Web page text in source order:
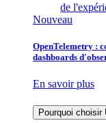
de
Nouveau
OpenTelemetry :
dashboards
En savoir plus
Pourquoi choisir